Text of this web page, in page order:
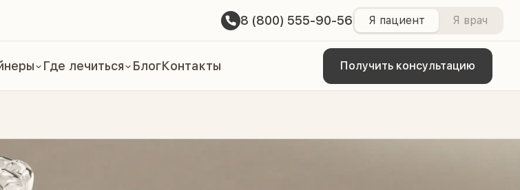
8 (800) 555-90-56 Я пациент Я врач
Где лечиться БлогКонтакты Получить консультацию